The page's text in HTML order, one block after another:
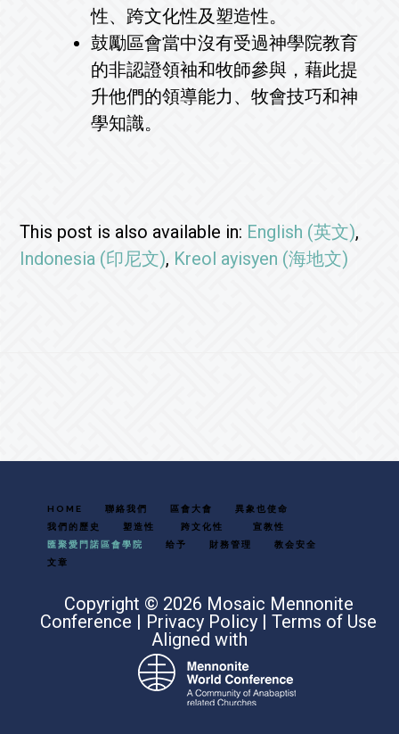
性、跨文化性及塑造性。
鼓勵區會當中沒有受過神學院教育
的非認證領袖和牧師參與，藉此提
升他們的領導能力、牧會技巧和神
學知識。
This post is also available in: English (英文)
Indonesia (印尼文) Kreol ayisyen (海地文)
HOME 聯絡我們 區會大會
異象也使命
我們的歷史
塑造性 跨文化性
宣教性
匯聚愛門諾區會學院
给予 財務管理
教会安全
文章
Copyright © 2026 Mosaic Mennonite
Conference | Privacy Policy |Terms of Use
Aligned with